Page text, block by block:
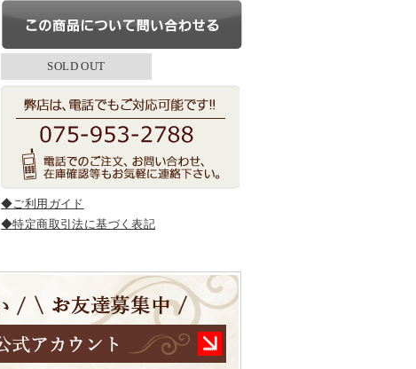
SOLD OUT
◆ご利用ガイド
◆特定商取引法に基づく表記